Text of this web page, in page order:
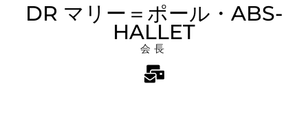
DR マリー＝ポール・ABS-
HALLET
会長